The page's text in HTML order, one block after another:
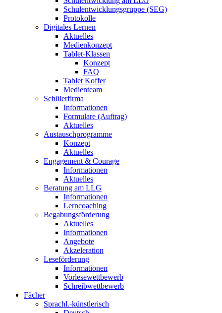
Schulentwicklungsgruppe (SEG)
Protokolle
Digitales Lernen
Aktuelles
Medienkonzept
Tablet-Klassen
Konzept
FAQ
Tablet Koffer
Medienteam
Schülerfirma
Informationen
Formulare (Auftrag)
Aktuelles
Austauschprogramme
Konzept
Aktuelles
Engagement & Courage
Informationen
Aktuelles
Beratung am LLG
Informationen
Lerncoaching
Begabungsförderung
Aktuelles
Informationen
Angebote
Akzeleration
Leseförderung
Informationen
Vorlesewettbewerb
Schreibwettbewerb
Fächer
Sprachl.-künstlerisch